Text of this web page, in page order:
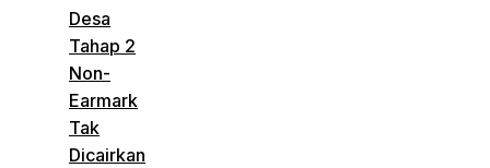
Desa
Tahap 2
Non-
Earmark
Tak
Dicairkan